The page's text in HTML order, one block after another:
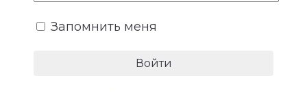
Запомнить меня